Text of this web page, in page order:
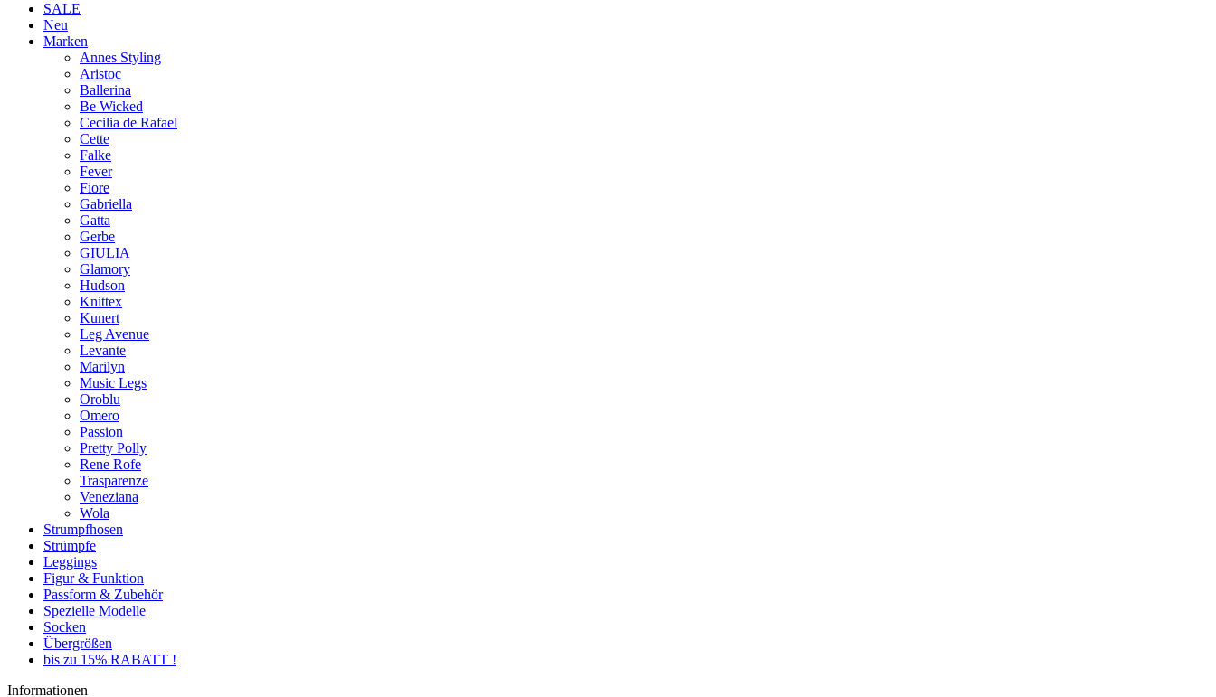
SALE
Neu
Marken
Annes Styling
Aristoc
Ballerina
Be Wicked
Cecilia de Rafael
Cette
Falke
Fever
Fiore
Gabriella
Gatta
Gerbe
GIULIA
Glamory
Hudson
Knittex
Kunert
Leg Avenue
Levante
Marilyn
Music Legs
Oroblu
Omero
Passion
Pretty Polly
Rene Rofe
Trasparenze
Veneziana
Wola
Strumpfhosen
Strümpfe
Leggings
Figur & Funktion
Passform & Zubehör
Spezielle Modelle
Socken
Übergrößen
bis zu 15% RABATT !
Informationen